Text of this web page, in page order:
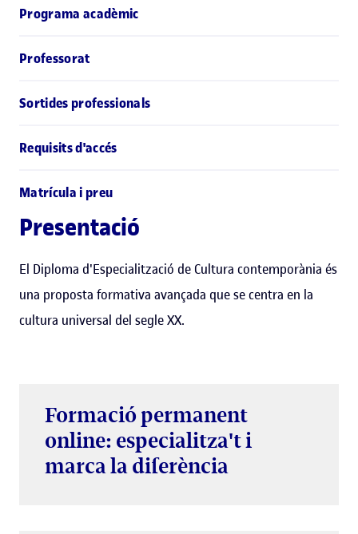
Programa acadèmic
Professorat
Sortides professionals
Requisits d'accés
Matrícula i preu
Presentació
El Diploma d'Especialització de Cultura contemporània és
una proposta formativa avançada que se centra en la
cultura universal del segle XX.
Formació permanent
online: especialitza't i
marca la diferència